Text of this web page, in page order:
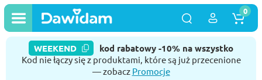
WEEKEND kod rabatowy -10% na wszystko
Kod nie łączy się z produktami, które są już przecenione
— zobacz Promocje
0